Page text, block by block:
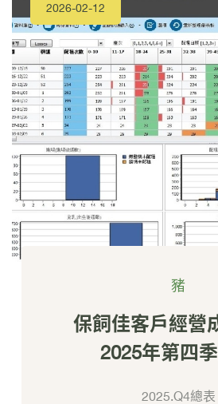
2026-02-12
豬
保飼佳客戶經營
2025年第四
2025.Q4總表